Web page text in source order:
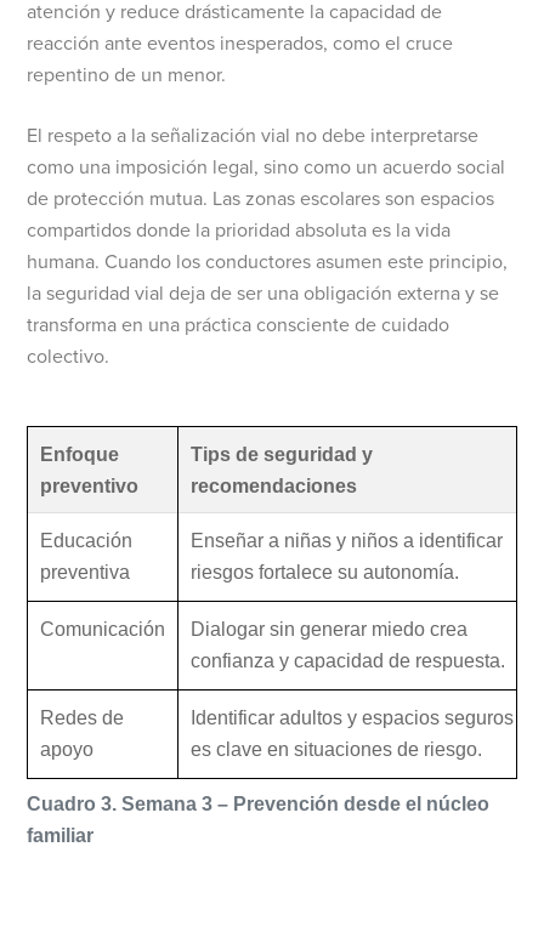
atención y reduce drásticamente la capacidad de
reacción ante eventos inesperados, como el cruce
repentino de un menor.
El respeto a la señalización vial no debe interpretarse
como una imposición legal, sino como un acuerdo social
de protección mutua. Las zonas escolares son espacios
compartidos donde la prioridad absoluta es la vida
humana. Cuando los conductores asumen este principio,
la seguridad vial deja de ser una obligación externa y se
transforma en una práctica consciente de cuidado
colectivo.
Cuadro 3. Semana 3 – Prevención desde el núcleo
familiar
Enfoque
preventivo
Tips de seguridad y
recomendaciones
Educación
preventiva
Enseñar a niñas y niños a identificar
riesgos fortalece su autonomía.
Comunicación
Dialogar sin generar miedo crea
confianza y capacidad de respuesta.
Redes de
apoyo
Identificar adultos y espacios seguros
es clave en situaciones de riesgo.